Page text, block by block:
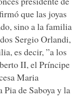
que las joyas
sino a la familia
Sergio Orlandi,
es decir, ”a los
II, el Príncipe
Maria
de Saboya y la